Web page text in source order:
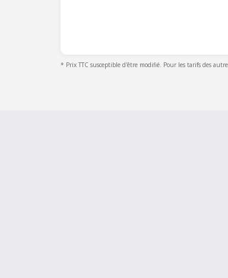
* Prix TTC susceptible d'être modifié. Pour les tarifs des